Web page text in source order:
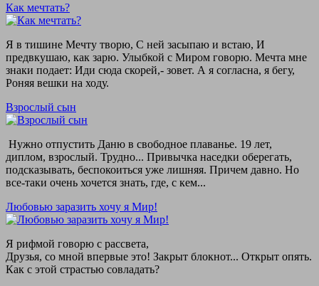
Как мечтать?
Я в тишине Мечту творю, С ней засыпаю и встаю, И
предвкушаю, как зарю. Улыбкой с Миром говорю. Мечта мне
знаки подает: Иди сюда скорей,- зовет. А я согласна, я бегу,
Роняя вешки на ходу.
Взрослый сын
Нужно отпустить Даню в свободное плаванье. 19 лет,
диплом, взрослый. Трудно... Привычка наседки оберегать,
подсказывать, беспокоиться уже лишняя. Причем давно. Но
все-таки очень хочется знать, где, с кем...
Любовью заразить хочу я Мир!
Я рифмой говорю с рассвета,
Друзья, со мной впервые это! Закрыт блокнот... Открыт опять.
Как с этой страстью совладать?